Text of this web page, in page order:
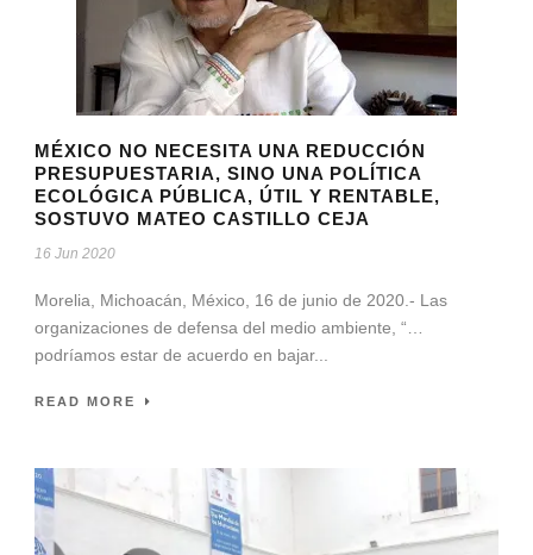
MÉXICO NO NECESITA UNA REDUCCIÓN
PRESUPUESTARIA, SINO UNA POLÍTICA
ECOLÓGICA PÚBLICA, ÚTIL Y RENTABLE,
SOSTUVO MATEO CASTILLO CEJA
16 Jun 2020
Morelia, Michoacán, México, 16 de junio de 2020.- Las
organizaciones de defensa del medio ambiente, “…
podríamos estar de acuerdo en bajar...
READ MORE